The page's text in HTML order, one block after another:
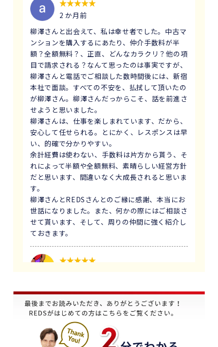
2 か月前
柳澤さんと出会えて、私は幸せ者でした。中古マ
ンションを購入するにあたり、仲介手数料が半
額？全額無料？、正直、どんなカラクリ？他の項
目で請求される？なんて思ったのは事実ですが、
柳澤さんと電話でご相談した数時間後には、新宿
本社で面談。すべての不安を、払拭して頂いたの
が柳澤さん。柳澤さんだっからこそ、話を前進さ
せようと思いました。
柳澤さんは、仕事を楽しまれています、だから、
安心して任せられる。とにかく、レスポンスは早
い、的確で分かりやすい。
余計経費は使わない、手数料は片方から貰う、そ
れによって半額や全額無料、素晴らしい経営方針
だと思います、間違いなく大成長されると思いま
す。
柳澤さんとREDSさんとのご縁に感謝、本当にお
世話になりました。また、何かの際にはご相談さ
せて貰います、そして、周りの仲間に強く紹介し
ておきます。
受け、すぐにREDSを紹介しました。
他の不動産会社と違って、売り込みが全くなく自
分のペースで進めることが出来るのが非常に大き
かったです。